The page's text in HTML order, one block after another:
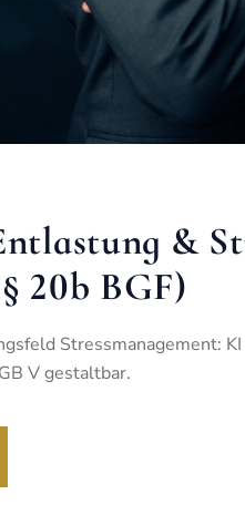
&
20b BGF)
Stressmanagement:
V gestaltbar.